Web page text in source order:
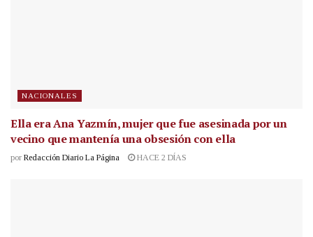
NACIONALES
Ella era Ana Yazmín, mujer que fue asesinada por un
vecino que mantenía una obsesión con ella
por Redacción Diario La Página HACE 2 DÍAS